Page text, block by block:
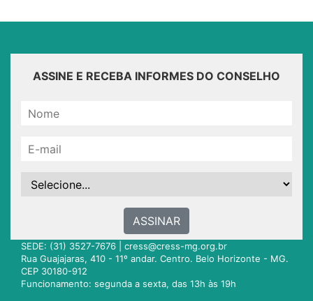
ASSINE E RECEBA INFORMES DO CONSELHO
ASSINAR
SEDE: (31) 3527-7676 | cress@cress-mg.org.br
Rua Guajajaras, 410 - 11º andar. Centro. Belo Horizonte - MG.
CEP 30180-912
Funcionamento: segunda a sexta, das 13h às 19h